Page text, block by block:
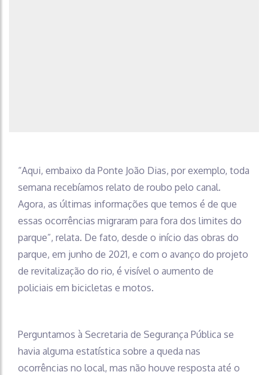
“Aqui, embaixo da Ponte João Dias, por exemplo, toda
semana recebíamos relato de roubo pelo canal.
Agora, as últimas informações que temos é de que
essas ocorrências migraram para fora dos limites do
parque”, relata. De fato, desde o início das obras do
parque, em junho de 2021, e com o avanço do projeto
de revitalização do rio, é visível o aumento de
policiais em bicicletas e motos.
Perguntamos à Secretaria de Segurança Pública se
havia alguma estatística sobre a queda nas
ocorrências no local, mas não houve resposta até o